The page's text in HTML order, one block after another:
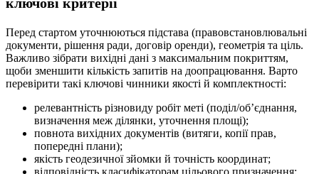
Перед стартом уточнюються підстава (правовстановлювальні
документи, рішення ради, договір оренди), геометрія та ціль.
Важливо зібрати вихідні дані з максимальним покриттям,
щоби зменшити кількість запитів на доопрацювання. Варто
перевірити такі ключові чинники якості й комплектності:
релевантність різновиду робіт меті (поділ/об’єднання,
визначення меж ділянки, уточнення площі);
повнота вихідних документів (витяги, копії прав,
попередні плани);
якість геодезичної зйомки й точність координат;
відповідність класифікаторам цільового призначення;